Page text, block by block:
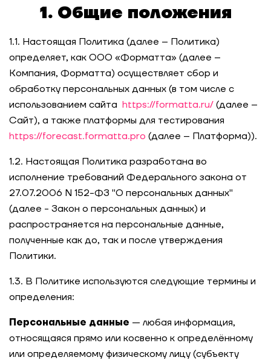
1. Общие положения
1.1. Настоящая Политика (далее – Политика)
определяет, как ООО «Форматта» (далее –
Компания, Форматта) осуществляет сбор и
обработку персональных данных (в том числе с
использованием сайта https://formatta.ru/ (далее –
Сайт), а также платформы для тестирования
https://forecast.formatta.pro (далее – Платформа)).
1.2. Настоящая Политика разработана во
исполнение требований Федерального закона от
27.07.2006 N 152-ФЗ "О персональных данных"
(далее - Закон о персональных данных) и
распространяется на персональные данные,
полученные как до, так и после утверждения
Политики.
1.3. В Политике используются следующие термины и
определения:
Персональные данные — любая информация,
относящаяся прямо или косвенно к определённому
или определяемому физическому лицу (субъекту